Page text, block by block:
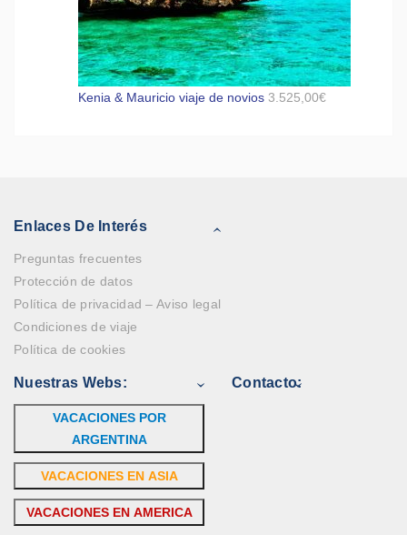
Kenia & Mauricio viaje de novios 3.525,00€
Enlaces De Interés
Preguntas frecuentes
Protección de datos
Política de privacidad – Aviso legal
Condiciones de viaje
Política de cookies
Nuestras Webs:
VACACIONES POR
ARGENTINA
VACACIONES EN ASIA
VACACIONES EN AMERICA
Contacto: